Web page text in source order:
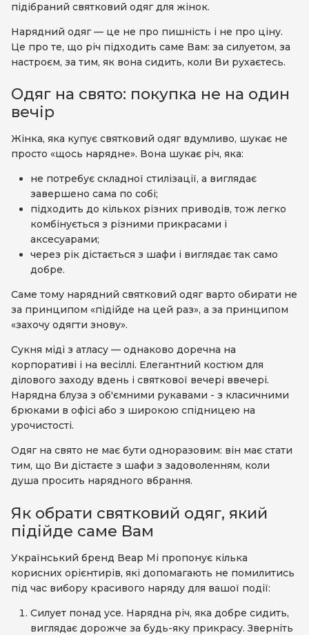
підібраний святковий одяг для жінок.
Нарядний одяг — це не про пишність і не про ціну.
Це про те, що річ підходить саме Вам: за силуетом, за
настроєм, за тим, як вона сидить, коли Ви рухаєтесь.
Одяг на свято: покупка не на один
вечір
Жінка, яка купує святковий одяг вдумливо, шукає не
просто «щось нарядне». Вона шукає річ, яка:
не потребує складної стилізації, а виглядає
завершено сама по собі;
підходить до кількох різних приводів, тож легко
комбінується з різними прикрасами і
аксесуарами;
через рік дістається з шафи і виглядає так само
добре.
Саме тому нарядний святковий одяг варто обирати не
за принципом «підійде на цей раз», а за принципом
«захочу одягти знову».
Сукня міді з атласу — однаково доречна на
корпоративі і на весіллі. Елегантний костюм для
ділового заходу вдень і святкової вечері ввечері.
Нарядна блуза з об'ємними рукавами - з класичними
брюками в офісі або з широкою спідницею на
урочистості.
Одяг на свято не має бути одноразовим: він має стати
тим, що Ви дістаєте з шафи з задоволенням, коли
душа просить нарядного вбрання.
Як обрати святковий одяг, який
підійде саме Вам
Український бренд Веар Мі пропонує кілька
корисних орієнтирів, які допомагають не помилитись
під час вибору красивого наряду для вашої події:
Силует понад усе. Нарядна річ, яка добре сидить,
виглядає дорожче за будь-яку прикрасу. Зверніть